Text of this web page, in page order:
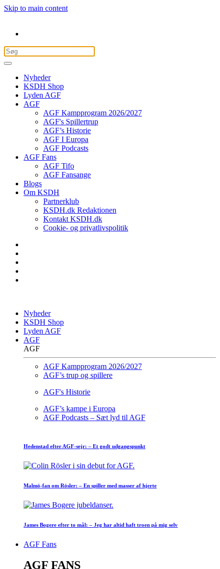
Skip to main content
Nyheder
KSDH Shop
Lyden AGF
AGF
AGF Kampprogram 2026/2027
AGF's Spillertrup
AGF’s Historie
AGF I Europa
AGF Podcasts
AGF Fans
AGF Tifo
AGF Fansange
Blogs
Om KSDH
Partnerklub
KSDH.dk Redaktionen
Kontakt KSDH.dk
Cookie- og privatlivspolitik
Nyheder
KSDH Shop
Lyden AGF
AGF
AGF
AGF Kampprogram 2026/2027
AGF’s trup og spillere
AGF's Historie
AGF’s kampe i Europa
AGF Podcasts – Sæt lyd til AGF
Hedenstad efter AGF-sejr: – Et godt udgangspunkt
Malmö-fan om Rösler: – En spiller med masser af hjerte
James Bogere efter to mål: – Jeg har altid haft troen på mig selv
AGF Fans
AGF FANS